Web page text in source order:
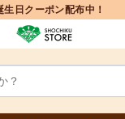
生日クーポン配布中！